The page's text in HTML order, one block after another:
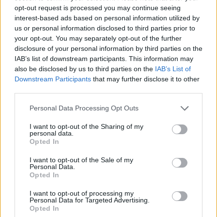
opt-out request is processed you may continue seeing
interest-based ads based on personal information utilized by
us or personal information disclosed to third parties prior to
your opt-out. You may separately opt-out of the further
disclosure of your personal information by third parties on the
IAB’s list of downstream participants. This information may
also be disclosed by us to third parties on the IAB’s List of
Downstream Participants that may further disclose it to other
Personal Data Processing Opt Outs
I want to opt-out of the Sharing of my
personal data.
Opted In
I want to opt-out of the Sale of my
Personal Data.
Opted In
I want to opt-out of processing my
Personal Data for Targeted Advertising.
Opted In
Regolamento per i fondi interprofessionali per la
formazione continua per la concessioni di aiuti di stato
esentati ai s
Fondirigenti
20.840 euro
2025-05-06
Regolamento per i fondi interprofessionali per la
formazione continua per la concessioni di aiuti di stato
esentati ai s
Fapi - Fondo Formazione PMI
2025-01-30
Esonero dal versamento dei contributi previdenziali
per l'assunzione di giovani lavoratori ( art. 1 comma 10-15
L. 178/
inps
2025-01-25